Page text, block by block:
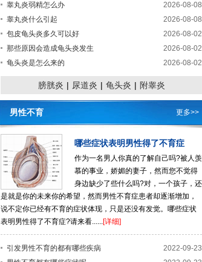
2026-08-08
睾丸炎弱精怎么办
2026-08-08
睾丸炎什么引起
2026-08-02
包皮龟头炎多久可以好
2026-08-02
那些原因会造成龟头炎发生
2026-08-02
龟头炎是怎么来的
膀胱炎 | 尿道炎 | 龟头炎 | 附睾炎
更多>>
男性不育
哪些症状表明男性得了不育症
作为一名男人你真的了解自己吗?被人羡
慕的事业，娇媚的妻子，然而您不觉得
身边缺少了些什么吗?对，一个孩子，还
是就是你的未来你的希望，然而男性不育症患者却逐渐增加，
说不定你已经有不育的症状体现，只是还没有发觉。哪些症状
表明男性得了不育症?请来看......[详细]
2022-09-23
引发男性不育的都有哪些疾病